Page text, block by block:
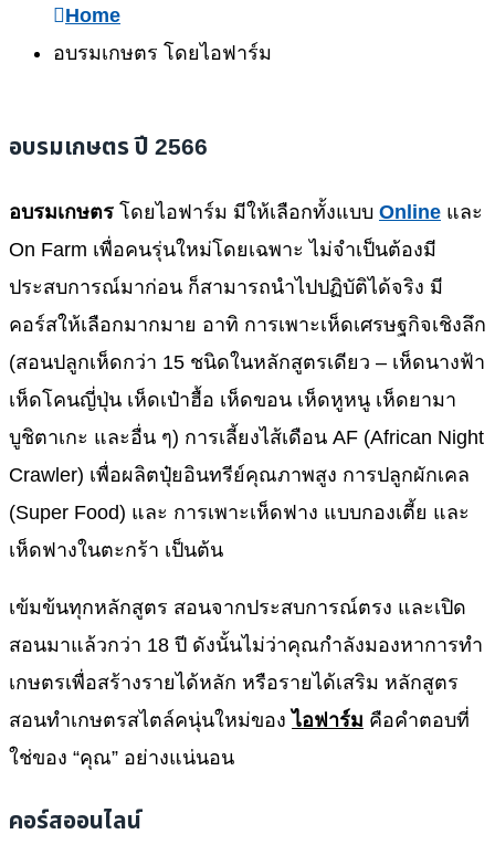
Home
อบรมเกษตร โดยไอฟาร์ม
อบรมเกษตร ปี 2566
อบรมเกษตร โดยไอฟาร์ม มีให้เลือกทั้งแบบ Online และ
On Farm เพื่อคนรุ่นใหม่โดยเฉพาะ ไม่จำเป็นต้องมี
ประสบการณ์มาก่อน ก็สามารถนำไปปฏิบัติได้จริง มี
คอร์สให้เลือกมากมาย อาทิ การเพาะเห็ดเศรษฐกิจเชิงลึก
(สอนปลูกเห็ดกว่า 15 ชนิดในหลักสูตรเดียว – เห็ดนางฟ้า
เห็ดโคนญี่ปุ่น เห็ดเป๋าฮื้อ เห็ดขอน เห็ดหูหนู เห็ดยามา
บูชิตาเกะ และอื่น ๆ) การเลี้ยงไส้เดือน AF (African Night
Crawler) เพื่อผลิตปุ๋ยอินทรีย์คุณภาพสูง การปลูกผักเคล
(Super Food) และ การเพาะเห็ดฟาง แบบกองเตี้ย และ
เห็ดฟางในตะกร้า เป็นต้น
เข้มข้นทุกหลักสูตร สอนจากประสบการณ์ตรง และเปิด
สอนมาแล้วกว่า 18 ปี ดังนั้นไม่ว่าคุณกำลังมองหาการทำ
เกษตรเพื่อสร้างรายได้หลัก หรือรายได้เสริม หลักสูตร
สอนทำเกษตรสไตล์คนุ่นใหม่ของ ไอฟาร์ม คือคำตอบที่
ใช่ของ “คุณ” อย่างแน่นอน
คอร์สออนไลน์